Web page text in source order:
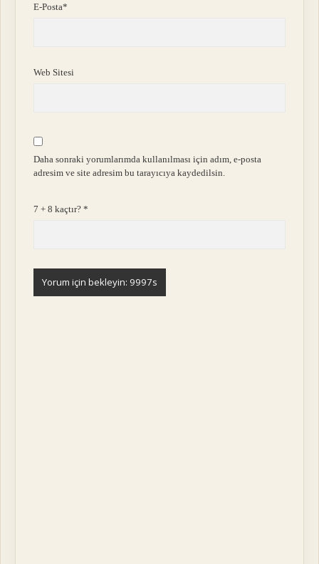
E-Posta*
Web Sitesi
Daha sonraki yorumlarımda kullanılması için adım, e-posta
adresim ve site adresim bu tarayıcıya kaydedilsin.
7 + 8 kaçtır?*